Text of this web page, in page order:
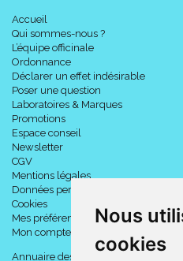
Nous
cookies
Accueil
Qui sommes-nous ?
L’équipe officinale
Ordonnance
Déclarer un effet indésirable
Poser une question
Laboratoires & Marques
Promotions
Espace conseil
Newsletter
CGV
Mentions légales
Données personnelles
Cookies
Mes préférences Cookies
Mon compte
Annuaire des pharmacies